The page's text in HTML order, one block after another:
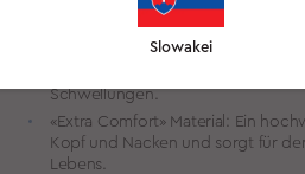
Elastizität der Haut verbessert.
Schutzbarriere der Haut und
Schwellungen.
«Extra Comfort» Material: Ein
Kopf und Nacken und sorgt für
Lebens.
Slowakei